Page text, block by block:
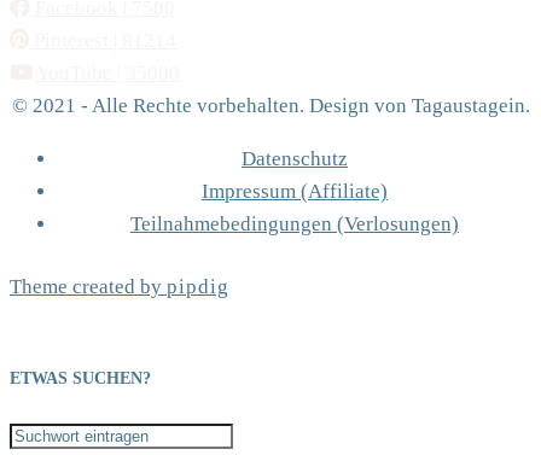
© 2021 - Alle Rechte vorbehalten. Design von Tagaustagein.
Datenschutz
Impressum (Affiliate)
Teilnahmebedingungen (Verlosungen)
Theme created by pipdig
ETWAS SUCHEN?